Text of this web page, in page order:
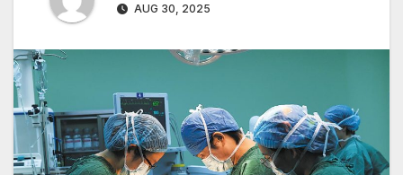
AUG 30, 2025